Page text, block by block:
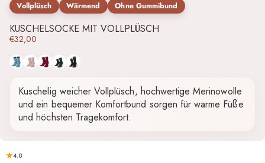
Vollplüsch Wärmend Ohne Gummibund
KUSCHELSOCKE MIT VOLLPLÜSCH
€32,00
Hellblau
RosaRotGrauSchwarz
Kuschelig weicher Vollplüsch, hochwertige Merinowolle
und ein bequemer Komfortbund sorgen für warme Füße
und höchsten Tragekomfort.
4.8